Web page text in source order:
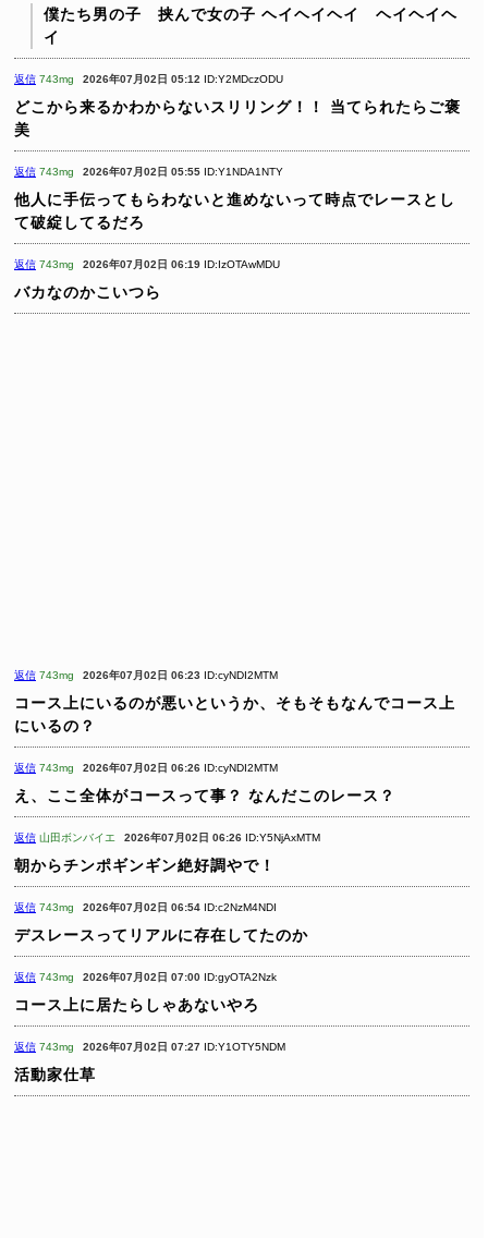
僕たち男の子 挟んで女の子 ヘイヘイヘイ ヘイヘイヘ
イ
返信 743mg 2026年07月02日 05:12 ID:Y2MDczODU
どこから来るかわからないスリリング！！
当てられたらご褒
美
返信 743mg 2026年07月02日 05:55 ID:Y1NDA1NTY
他人に手伝ってもらわないと進めないって時点でレースとし
て破綻してるだろ
返信 743mg 2026年07月02日 06:19 ID:IzOTAwMDU
バカなのかこいつら
返信 743mg 2026年07月02日 06:23 ID:cyNDI2MTM
コース上にいるのが悪いというか、そもそもなんでコース上
にいるの？
返信 743mg 2026年07月02日 06:26 ID:cyNDI2MTM
え、ここ全体がコースって事？ なんだこのレース？
返信 山田ボンバイエ 2026年07月02日 06:26 ID:Y5NjAxMTM
朝からチンポギンギン絶好調やで！
返信 743mg 2026年07月02日 06:54 ID:c2NzM4NDI
デスレースってリアルに存在してたのか
返信 743mg 2026年07月02日 07:00 ID:gyOTA2Nzk
コース上に居たらしゃあないやろ
返信 743mg 2026年07月02日 07:27 ID:Y1OTY5NDM
活動家仕草